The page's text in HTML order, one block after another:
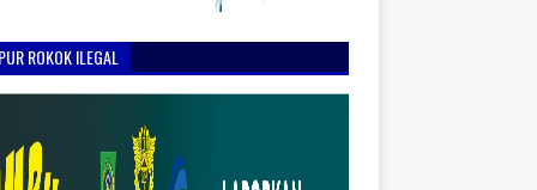
ROKOK ILEGAL